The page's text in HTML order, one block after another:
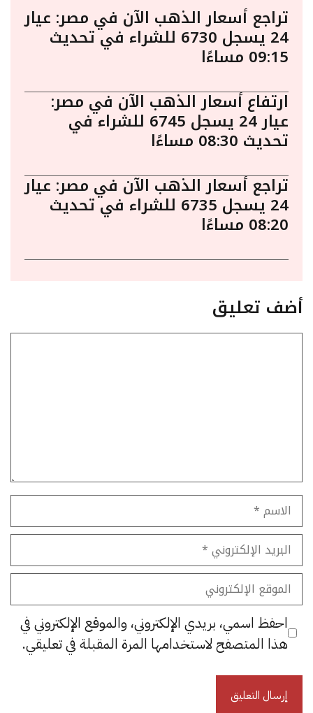
تراجع أسعار الذهب الآن في مصر: عيار
24 يسجل 6730 للشراء في تحديث
09:15 مساءًا
ارتفاع أسعار الذهب الآن في مصر:
عيار 24 يسجل 6745 للشراء في
تحديث 08:30 مساءًا
تراجع أسعار الذهب الآن في مصر: عيار
24 يسجل 6735 للشراء في تحديث
08:20 مساءًا
أضف تعليق
الاسم
البريد
الإلكتروني
الموقع
الإلكتروني
احفظ اسمي، بريدي الإلكتروني، والموقع الإلكتروني في
هذا المتصفح لاستخدامها المرة المقبلة في تعليقي.